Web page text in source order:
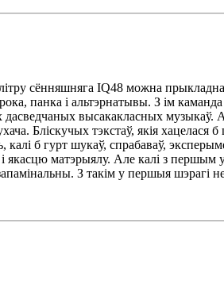
сённяшняга IQ48 можна
панка і альтэрнатывы. З ім
дасведчаных высакакласных музыкаў.
Бліскучых тэкстаў, якія
б гурт шукаў, спрабаваў,
і якасцю матэрыялу. Але калі з
З такім у першыя шэрагі